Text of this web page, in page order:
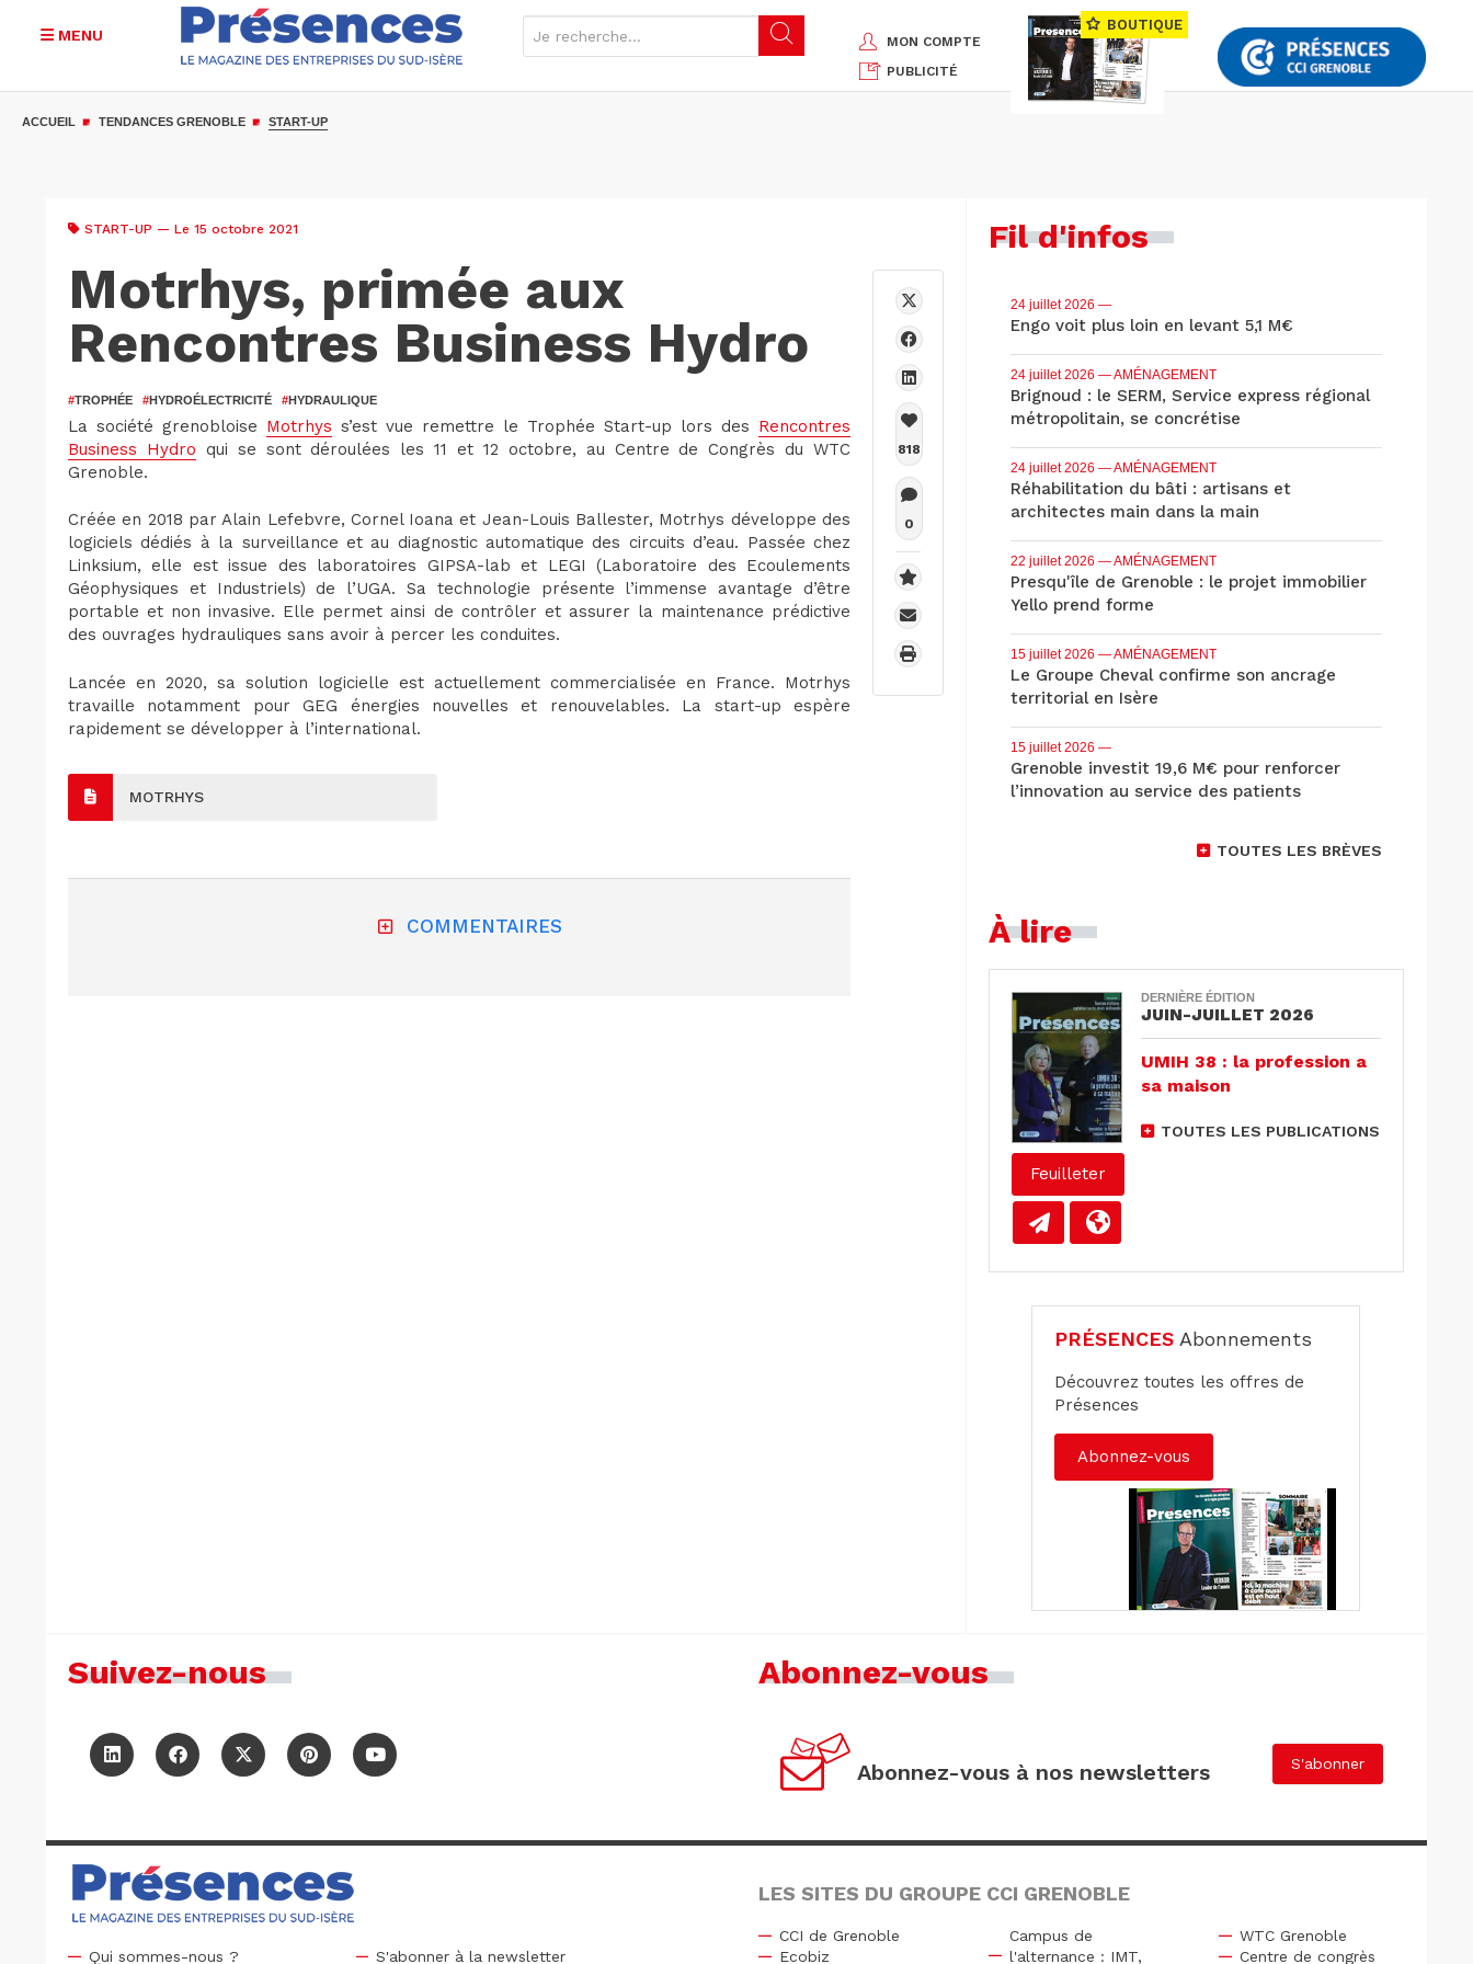
MENU
MON COMPTE
PUBLICITÉ
BOUTIQUE
ACCUEIL TENDANCES GRENOBLE START-UP
START-UP — Le 15 octobre 2021
Motrhys, primée aux
Rencontres Business Hydro
#TROPHÉE #HYDROÉLECTRICITÉ #HYDRAULIQUE
La société grenobloise Motrhys s’est vue remettre le Trophée Start-up lors des Rencontres
Business Hydro qui se sont déroulées les 11 et 12 octobre, au Centre de Congrès du WTC
Grenoble.
Créée en 2018 par Alain Lefebvre, Cornel Ioana et Jean-Louis Ballester, Motrhys développe des
logiciels dédiés à la surveillance et au diagnostic automatique des circuits d’eau. Passée chez
Linksium, elle est issue des laboratoires GIPSA-lab et LEGI (Laboratoire des Ecoulements
Géophysiques et Industriels) de l’UGA. Sa technologie présente l’immense avantage d’être
portable et non invasive. Elle permet ainsi de contrôler et assurer la maintenance prédictive
des ouvrages hydrauliques sans avoir à percer les conduites.
Lancée en 2020, sa solution logicielle est actuellement commercialisée en France. Motrhys
travaille notamment pour GEG énergies nouvelles et renouvelables. La start-up espère
rapidement se développer à l’international.
MOTRHYS
COMMENTAIRES
818
0
Fil d'infos
24 juillet 2026 —
Engo voit plus loin en levant 5,1 M€
24 juillet 2026 — AMÉNAGEMENT
Brignoud : le SERM, Service express régional
métropolitain, se concrétise
24 juillet 2026 — AMÉNAGEMENT
Réhabilitation du bâti : artisans et
architectes main dans la main
22 juillet 2026 — AMÉNAGEMENT
Presqu'île de Grenoble : le projet immobilier
Yello prend forme
15 juillet 2026 — AMÉNAGEMENT
Le Groupe Cheval confirme son ancrage
territorial en Isère
15 juillet 2026 —
Grenoble investit 19,6 M€ pour renforcer
l’innovation au service des patients
TOUTES LES BRÈVES
À lire
Feuilleter
DERNIÈRE ÉDITION
JUIN-JUILLET 2026
UMIH 38 : la profession a
sa maison
TOUTES LES PUBLICATIONS
PRÉSENCES Abonnements
Découvrez toutes les offres de
Présences
Abonnez-vous
Suivez-nous Abonnez-vous
Abonnez-vous à nos newsletters S'abonner
Qui sommes-nous ? S'abonner à la newsletter
LES SITES DU GROUPE CCI GRENOBLE
CCI de Grenoble
Ecobiz
Campus de
l'alternance : IMT,
WTC Grenoble
Centre de congrès